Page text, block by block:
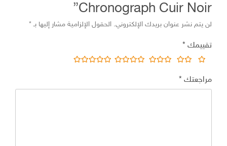
Chronograph Cuir Noir”
لن يتم نشر عنوان بريدك الإلكتروني. الحقول الإلزامية مشار إليها بـ
تقييمك*
مراجعتك*